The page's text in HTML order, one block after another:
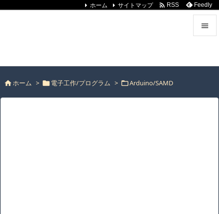


ホーム サイトマップ  RSS Feedly
ホーム > 電子工作/プログラム > Arduino/SAMD